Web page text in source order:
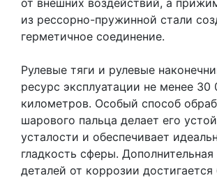
из рессорно-пружинной стали
герметичное соединение.
Рулевые тяги и рулевые
ресурс эксплуатации не менее 30
километров. Особый способ
шарового пальца делает его
усталости и обеспечивает
гладкость сферы.
деталей от коррозии достигается